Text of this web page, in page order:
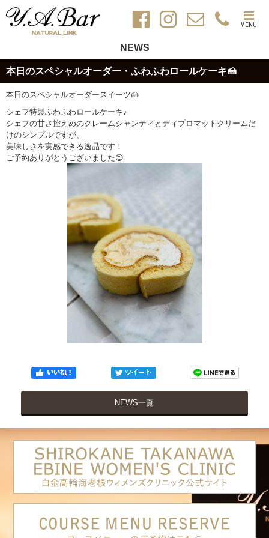
MENU
NEWS
本日のスペシャルオーダー・ふわふわロールケーキ🍰
本日のスペシャルオーダースイーツ🍰
シェフ特製ふわふわロールケーキ♪
シェフの甘さ控えめのクレームシャンティとディプロマットクリームだ
けのシンプルですが、
美味しさを実感できる逸品です！
ご予約ありがとうございました😊
NEWS一覧